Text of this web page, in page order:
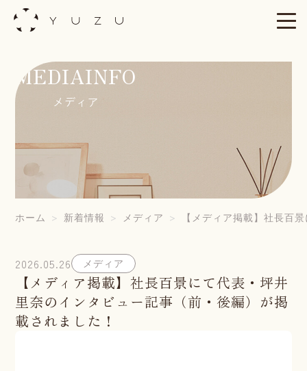
MEDIAINFO
メディア
ホーム 新着情報 メディア 【メディア掲載】社長百
2026.05.26 メディア
【メディア掲載】社長百景にて代表・坪井
里奈のインタビュー記事（前・後編）が掲
載されました！